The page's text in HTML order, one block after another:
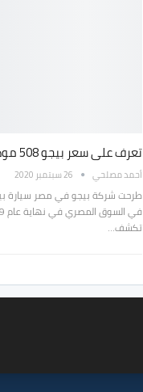
تعرف على سعر بيجو 508 موديل 2020 في مصر !
أحمد مصلحي 26 سبتمبر 2020
تكشف…